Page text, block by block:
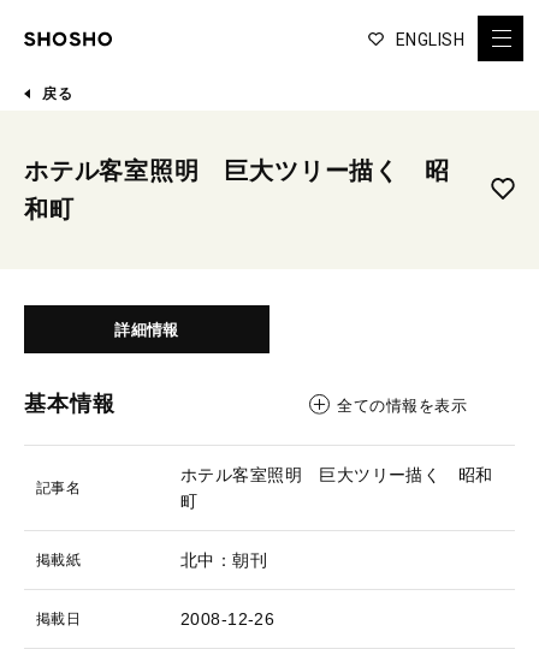
ENGLISH
戻る
ホテル客室照明 巨大ツリー描く 昭
和町
詳細情報
基本情報 全ての情報を表示
記事名
ホテル客室照明 巨大ツリー描く 昭和
町
掲載紙 北中：朝刊
掲載日 2008-12-26